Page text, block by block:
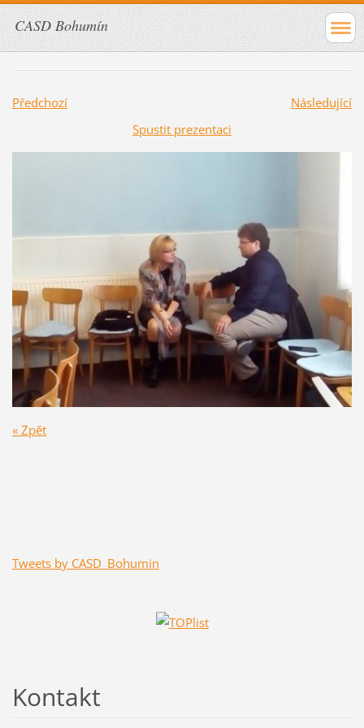
CASD Bohumín
Předchozí
Následující
Spustit prezentaci
« Zpět
Tweets by CASD_Bohumin
Kontakt